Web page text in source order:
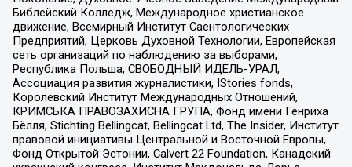
Библейский Колледж, Международное христианское
движение, Всемирный Институт Саентологических
Предприятий, Церковь Духовной Технологии, Европейская
сеть организаций по наблюдению за выборами,
Республика Польша, СВОБОДНЫЙ ИДЕЛЬ-УРАЛ,
Ассоциация развития журналистики, IStories fonds,
Королевский Институт Международных Отношений,
КРИМСЬКА ПРАВОЗАХИСНА ГРУПА, Фонд имени Генриха
Бёлля, Stichting Bellingcat, Bellingcat Ltd, The Insider, Институт
правовой инициативы Центральной и Восточной Европы,
Фонд Открытой Эстонии, Calvert 22 Foundation, Канадский